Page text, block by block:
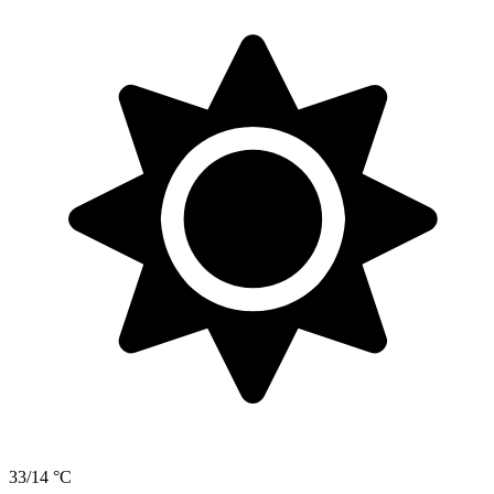
33/14 °C